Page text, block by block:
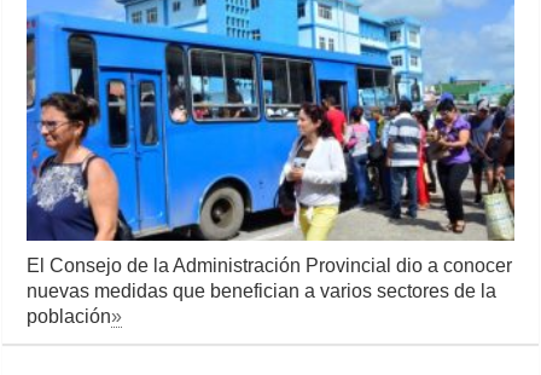
El Consejo de la Administración Provincial dio a conocer
nuevas medidas que benefician a varios sectores de la
población»